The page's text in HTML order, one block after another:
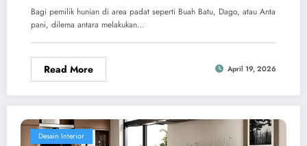
Bagi pemilik hunian di area padat seperti Buah Batu, Dago, atau Anta
pani, dilema antara melakukan…
Read More April 19, 2026
Desain Interior